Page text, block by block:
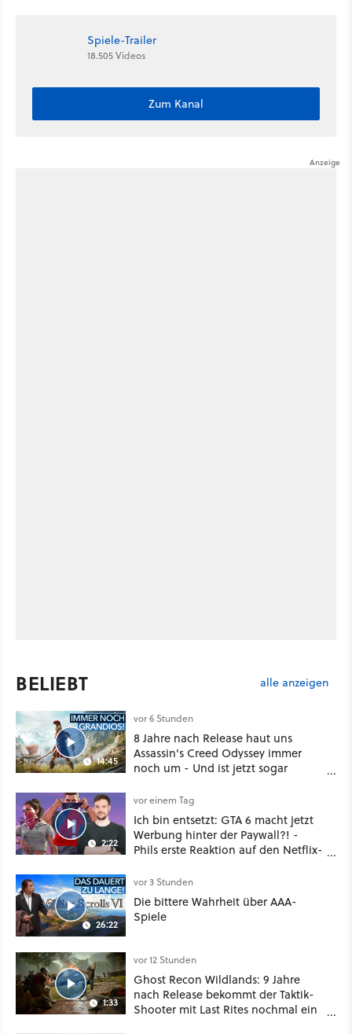
Spiele-Trailer
18.505 Videos
Zum Kanal
BELIEBT alle anzeigen
14:45
vor 6 Stunden
8 Jahre nach Release haut uns
Assassin's Creed Odyssey immer
noch um - Und ist jetzt sogar
2:22
vor einem Tag
Ich bin entsetzt: GTA 6 macht jetzt
Werbung hinter der Paywall?! -
Phils erste Reaktion auf den Netflix-
26:22
vor 3 Stunden
Die bittere Wahrheit über AAA-
Spiele
1:33
vor 12 Stunden
Ghost Recon Wildlands: 9 Jahre
nach Release bekommt der Taktik-
Shooter mit Last Rites nochmal ein